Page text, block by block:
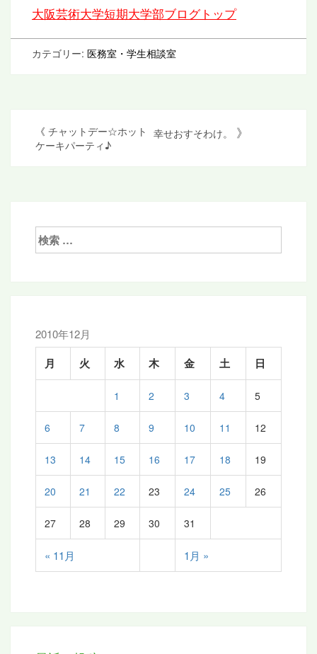
大阪芸術大学短期大学部ブログトップ
カテゴリー: 医務室・学生相談室
《 チャットデー☆ホット
ケーキパーティ♪
幸せおすそわけ。 》
検
索:
2010年12月
月 火 水 木 金 土 日
« 11月 1月 »
1 2 3 4 5
6 7 8 9 10 11 12
13 14 15 16 17 18 19
20 21 22 23 24 25 26
27 28 29 30 31